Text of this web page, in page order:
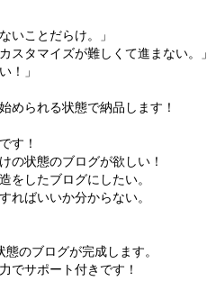
いことだらけ。」
スタマイズが難しくて進まない。」
！」
められる状態で納品します！
す！
の状態のブログが欲しい！
をしたブログにしたい。
ればいいか分からない。
のブログが完成します。
でサポート付きです！